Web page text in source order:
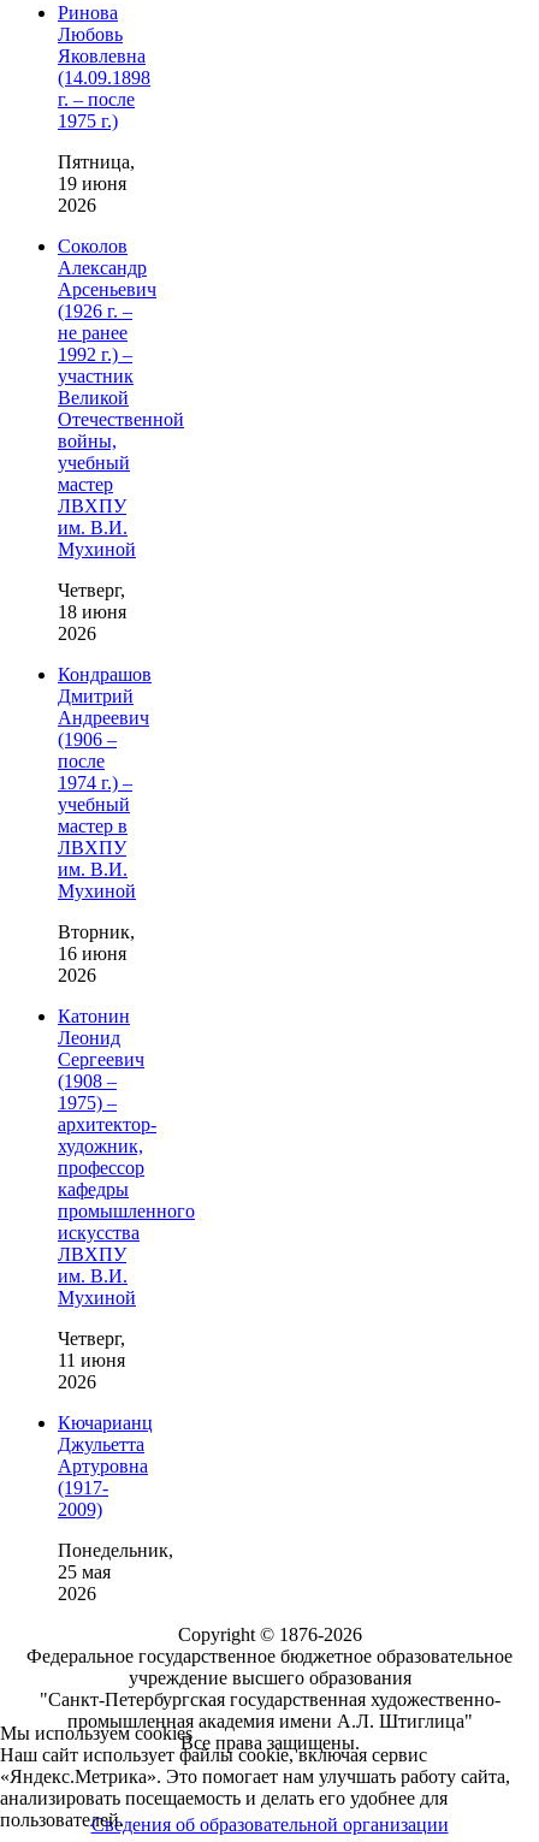
Ринова
Любовь
Яковлевна
(14.09.1898
г. – после
1975 г.)
Пятница,
19 июня
2026
Соколов
Александр
Арсеньевич
(1926 г. –
не ранее
1992 г.) –
участник
Великой
Отечественной
войны,
учебный
мастер
ЛВХПУ
им. В.И.
Мухиной
Четверг,
18 июня
2026
Кондрашов
Дмитрий
Андреевич
(1906 –
после
1974 г.) –
учебный
мастер в
ЛВХПУ
им. В.И.
Мухиной
Вторник,
16 июня
2026
Катонин
Леонид
Сергеевич
(1908 –
1975) –
архитектор-
художник,
профессор
кафедры
промышленного
искусства
ЛВХПУ
им. В.И.
Мухиной
Четверг,
11 июня
2026
Кючарианц
Джульетта
Артуровна
(1917-
2009)
Понедельник,
25 мая
2026
Copyright © 1876-2026
Федеральное государственное бюджетное образовательное
учреждение высшего образования
"Санкт-Петербургская государственная художественно-
промышленная академия имени А.Л. Штиглица"
Все права защищены.
Сведения об образовательной организации
Мы используем cookies
Наш сайт использует файлы cookie, включая сервис
«Яндекс.Метрика». Это помогает нам улучшать работу сайта,
анализировать посещаемость и делать его удобнее для
пользователей.